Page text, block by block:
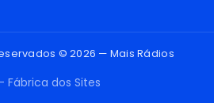
© 2026 — Mais Rádios
Fábrica dos Sites